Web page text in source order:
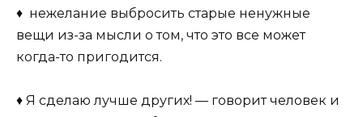
♦ нежелание выбросить старые ненужные
вещи из-за мысли о том, что это все может
когда-то пригодится.
♦ Я сделаю лучше других! — говорит человек и